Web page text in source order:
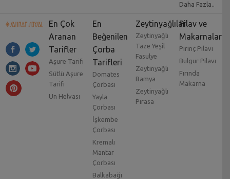
Daha Fazla..
En Çok
Aranan
Tarifler
Aşure Tarifi
Sütlü Aşure
Tarifi
Un Helvası
En
Beğenilen
Çorba
Tarifleri
Domates
Çorbası
Yayla
Çorbası
İşkembe
Çorbası
Kremalı
Mantar
Çorbası
Balkabağı
Zeytinyağlılar
Zeytinyağlı
Taze Yeşil
Fasulye
Zeytinyağlı
Bamya
Zeytinyağlı
Pırasa
Pilav ve
Makarnalar
Pirinç Pilavı
Bulgur Pilavı
Fırında
Makarna